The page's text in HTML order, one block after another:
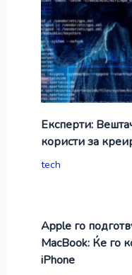
Експерти:
користи за
tech
Apple го
MacBook: Ќе го
iPhone